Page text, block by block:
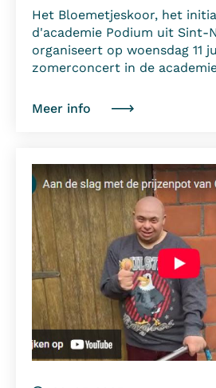
Het Bloemetjeskoor, het
d'academie Podium uit Sint-
organiseert op woensdag 11
zomerconcert in de
Meer info